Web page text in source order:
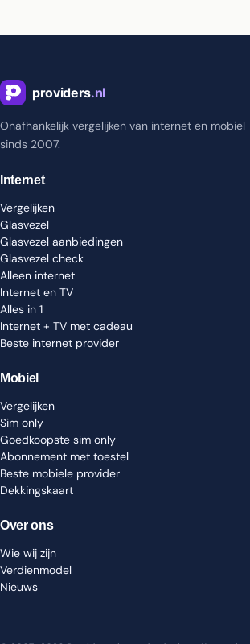
Onafhankelijk vergelijken van internet en mobiel
sinds 2007.
Internet
Vergelijken
Glasvezel
Glasvezel aanbiedingen
Glasvezel check
Alleen internet
Internet en TV
Alles in 1
Internet + TV met cadeau
Beste internet provider
Mobiel
Vergelijken
Sim only
Goedkoopste sim only
Abonnement met toestel
Beste mobiele provider
Dekkingskaart
Over ons
Wie wij zijn
Verdienmodel
Nieuws